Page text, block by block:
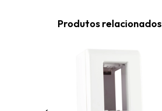
Produtos relacionados